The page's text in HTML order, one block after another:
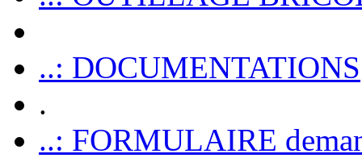
..: DOCUMENTATIONS
.
..: FORMULAIRE